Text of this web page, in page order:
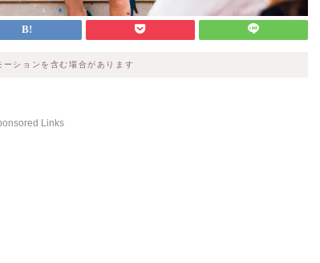
ーションを含む場合があります
Links